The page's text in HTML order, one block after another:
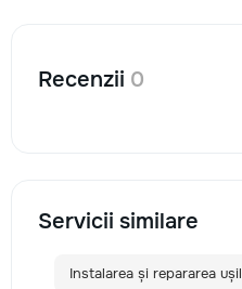
Recenzii 0
Servicii similare
Instalarea și repararea